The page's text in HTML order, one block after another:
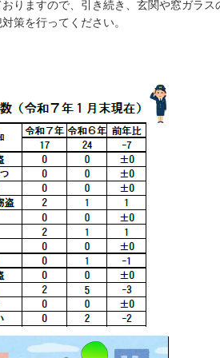
りますので、引き続き、玄関や窓ガラ
策を行ってください。